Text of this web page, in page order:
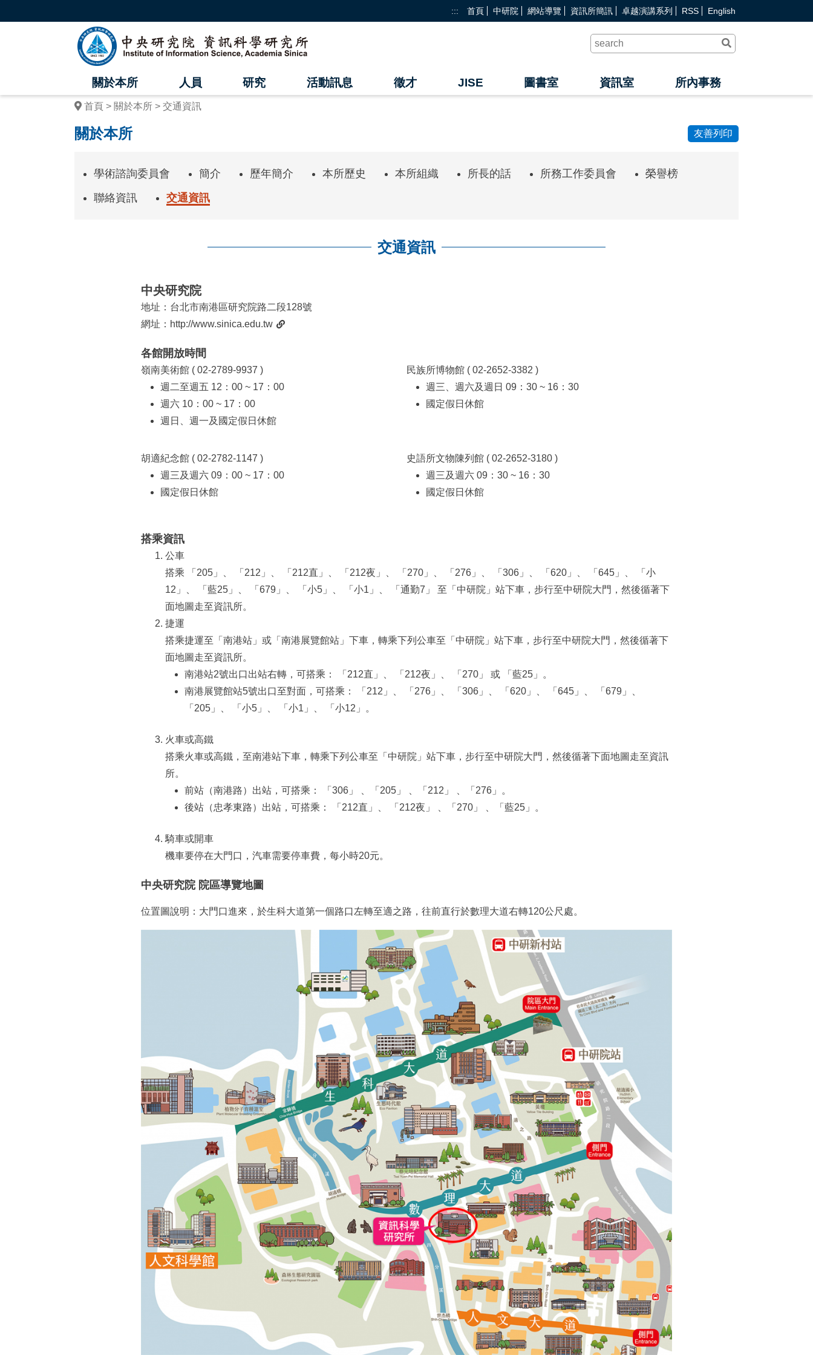
::: 首頁 中研院 網站導覽 資訊所簡訊 卓越演講系列 RSS English
中
央
研
究
資
學
出
關於本所 人員 研究 活動訊息 徵才 JISE 圖書室 資訊室 所內事務
首頁 關於本所 交通資訊
關於本所 友善列印
學術諮詢委員會 簡介 歷年簡介 本所歷史 本所組織 所長的話 所務工作委員會
榮譽榜
聯絡資訊
交通資訊
交通資訊
中央研究院
地址：台北市南港區研究院路二段128號
網址： http://www.sinica.edu.tw
各館開放時間
嶺南美術館 ( 02-2789-9937 )
週二至週五 12：00 ~ 17：00
週六 10：00 ~ 17：00
週日、週一及國定假日休館
民族所博物館 ( 02-2652-3382 )
週三、週六及週日 09：30 ~ 16：30
國定假日休館
胡適紀念館 ( 02-2782-1147 )
週三及週六 09：00 ~ 17：00
國定假日休館
史語所文物陳列館 ( 02-2652-3180 )
週三及週六 09：30 ~ 16：30
國定假日休館
搭乘資訊
公車
搭乘 「205」、 「212」、 「212直」、 「212夜」、 「270」、 「276」、 「306」、 「620」、 「645」、 「小
12」、 「藍25」、 「679」、 「小5」、 「小1」、 「通勤7」 至「中研院」站下車，步行至中研院大門，然後循著下
面地圖走至資訊所。
捷運
搭乘捷運至「南港站」或「南港展覽館站」下車，轉乘下列公車至「中研院」站下車，步行至中研院大門，然後循著下
面地圖走至資訊所。
南港站2號出口出站右轉，可搭乘： 「212直」、 「212夜」、 「270」 或 「藍25」。
南港展覽館站5號出口至對面，可搭乘： 「212」、 「276」、 「306」、 「620」、 「645」、 「679」、
「205」、 「小5」、 「小1」、 「小12」。
火車或高鐵
搭乘火車或高鐵，至南港站下車，轉乘下列公車至「中研院」站下車，步行至中研院大門，然後循著下面地圖走至資訊
所。
前站（南港路）出站，可搭乘： 「306」 、「205」 、「212」 、「276」。
後站（忠孝東路）出站，可搭乘： 「212直」、 「212夜」 、「270」 、「藍25」。
騎車或開車
機車要停在大門口，汽車需要停車費，每小時20元。
中央研究院 院區導覽地圖
位置圖說明：大門口進來，於生科大道第一個路口左轉至適之路，往前直行於數理大道右轉120公尺處。